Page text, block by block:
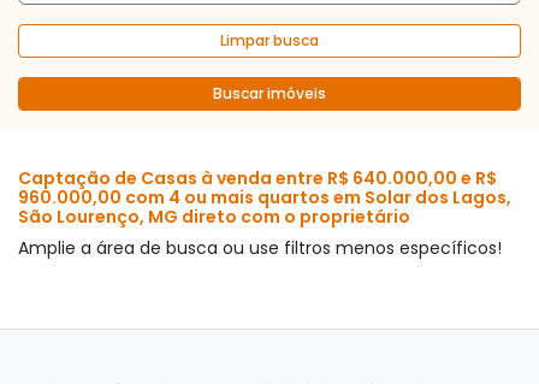
Limpar busca
Buscar imóveis
Captação de Casas à venda entre R$ 640.000,00 e R$
960.000,00 com 4 ou mais quartos em Solar dos Lagos,
São Lourenço, MG direto com o proprietário
Amplie a área de busca ou use filtros menos específicos!